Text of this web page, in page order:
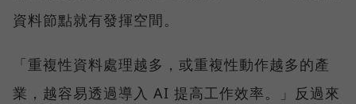
資料節點就有發揮空間。
「重複性資料處理越多，或重複性動作越多的產
業，越容易透過導入 AI 提高工作效率。」反過來